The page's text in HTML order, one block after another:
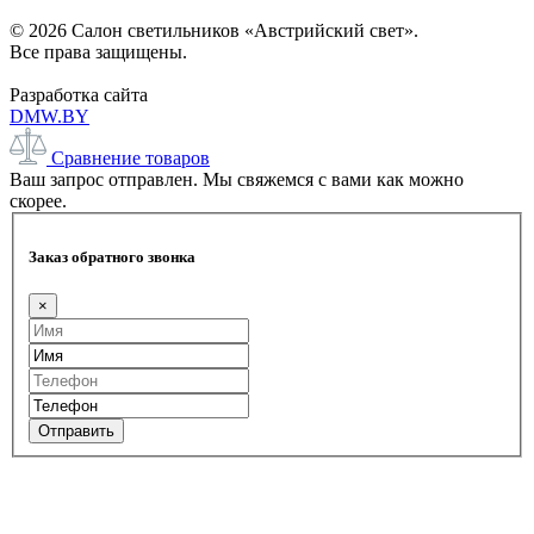
© 2026 Салон светильников «Австрийский свет».
Все права защищены.
Разработка сайта
DMW.BY
Сравнение товаров
Ваш запрос отправлен. Мы свяжемся с вами как можно
скорее.
Заказ обратного звонка
×
Отправить